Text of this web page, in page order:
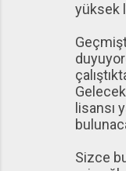
yüksek
lisansı
Sizce